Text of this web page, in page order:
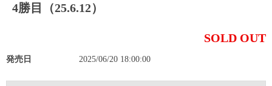
4勝目（25.6.12）
SOLD OUT
発売日 2025/06/20 18:00:00